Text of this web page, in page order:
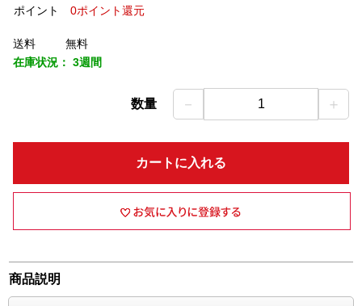
ポイント
0ポイント還元
送料
無料
在庫状況： 3週間
数量 － 1 ＋
カートに入れる
商品説明